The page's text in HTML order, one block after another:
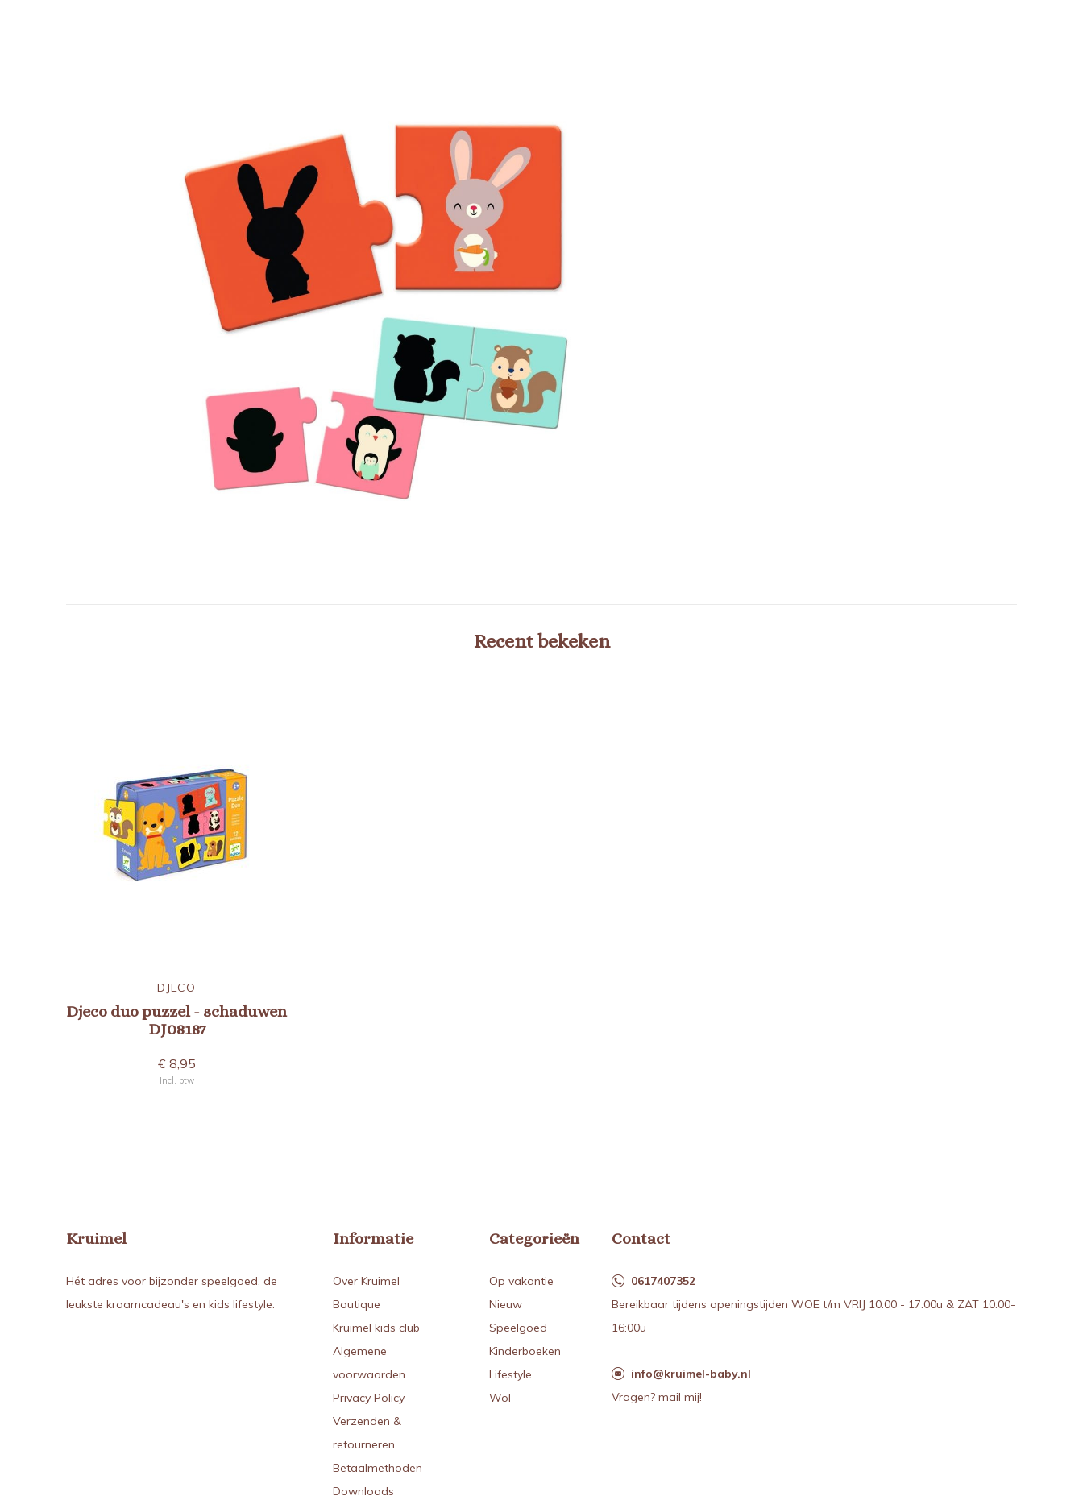
Recent bekeken
DJECO
Djeco duo puzzel - schaduwen
DJ08187
€ 8,95
Incl. btw
Kruimel
Hét adres voor bijzonder speelgoed, de
leukste kraamcadeau's en kids lifestyle.
Informatie
Over Kruimel
Boutique
Kruimel kids club
Algemene
voorwaarden
Privacy Policy
Verzenden &
retourneren
Betaalmethoden
Downloads
Categorieën
Op vakantie
Nieuw
Speelgoed
Kinderboeken
Lifestyle
Wol
Contact
0617407352
Bereikbaar tijdens openingstijden WOE t/m VRIJ 10:00 - 17:00u & ZAT 10:00-
16:00u
info@kruimel-baby.nl
Vragen? mail mij!